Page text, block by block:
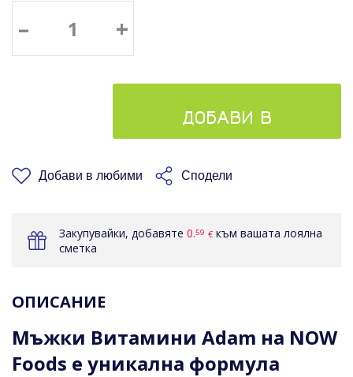
– +
ДОБАВИ В
КОШНИЦАТА
Добави в любими Сподели
Закупувайки, добавяте 0.59 € към вашата лоялна
сметка
ОПИСАНИЕ
Мъжки Витамини Adam на NOW
Foods е уникална формула